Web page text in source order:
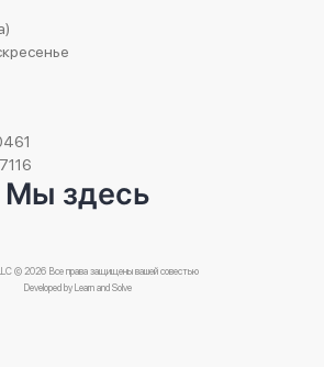
Мы здесь
© 2026 Все права защищены вашей совестью
Developed byLearn and Solve